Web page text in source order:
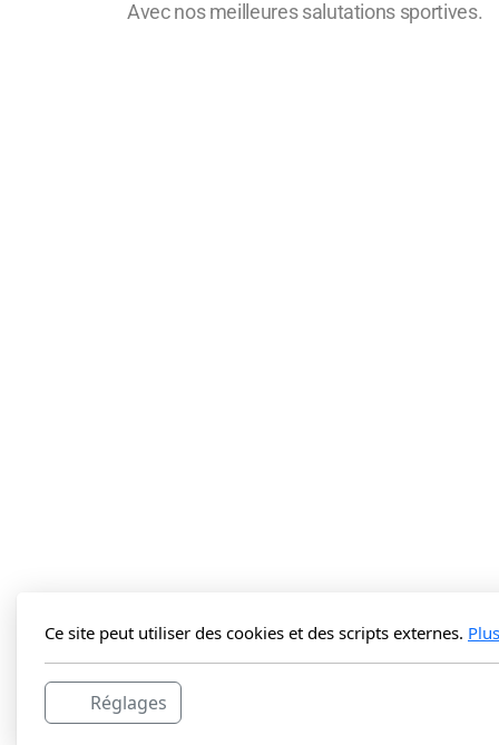
Avec nos meilleures salutations sportives.
Ce site peut utiliser des cookies et des scripts externes.
Réglages